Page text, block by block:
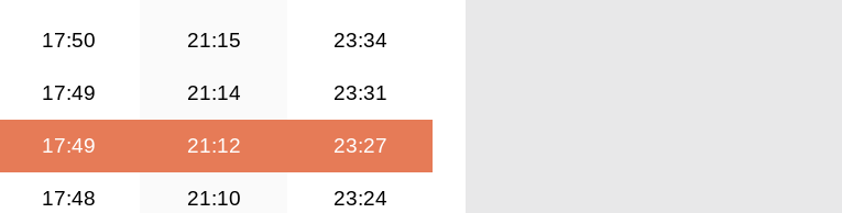
17:50 21:15 23:34
17:49 21:14 23:31
17:49 21:12 23:27
17:48 21:10 23:24